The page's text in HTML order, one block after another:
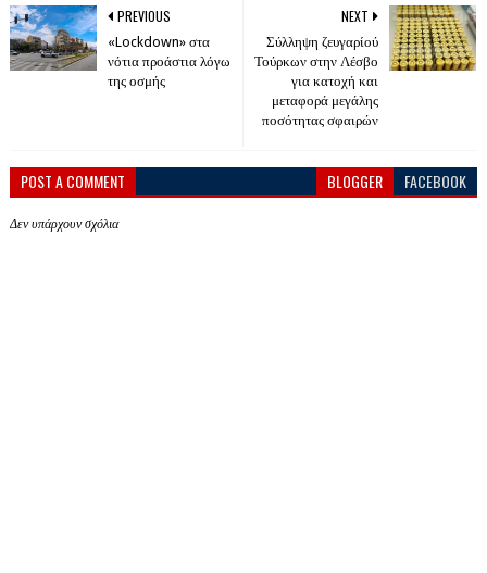
NEXT
Σύλληψη ζευγαρίού
Τούρκων στην Λέσβο
για κατοχή και
μεταφορά μεγάλης
ποσότητας σφαιρών
PREVIOUS
«Lockdown» στα
νότια προάστια λόγω
της οσμής
POST A COMMENT BLOGGER FACEBOOK
Δεν υπάρχουν σχόλια